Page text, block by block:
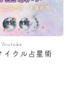
Youtube
イクル占星術